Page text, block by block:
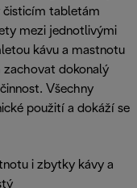
čisticím tabletám
mezi jednotlivými
kávu a mastnotu
dokonalý
Všechny
použití a dokáží se
i zbytky kávy a